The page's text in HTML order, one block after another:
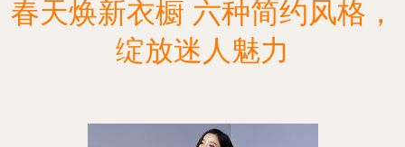
春天焕新衣橱 六种简约风格，
绽放迷人魅力